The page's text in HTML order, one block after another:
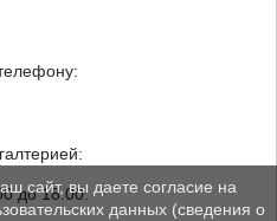
до 18.00.
сайт, вы даете согласие на
данных (сведения о